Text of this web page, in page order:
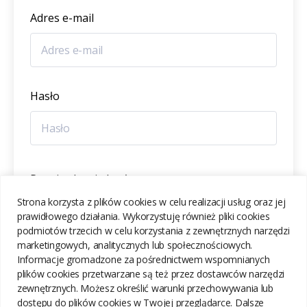
Strona korzysta z plików cookies w celu realizacji usług oraz jej
prawidłowego działania. Wykorzystuję również pliki cookies
podmiotów trzecich w celu korzystania z zewnętrznych narzędzi
marketingowych, analitycznych lub społecznościowych.
Informacje gromadzone za pośrednictwem wspomnianych
plików cookies przetwarzane są też przez dostawców narzędzi
zewnętrznych. Możesz określić warunki przechowywania lub
dostępu do plików cookies w Twojej przeglądarce. Dalsze
Adres e-mail
Hasło
Potwierdzenie hasła
ZAREJESTRUJ SIĘ